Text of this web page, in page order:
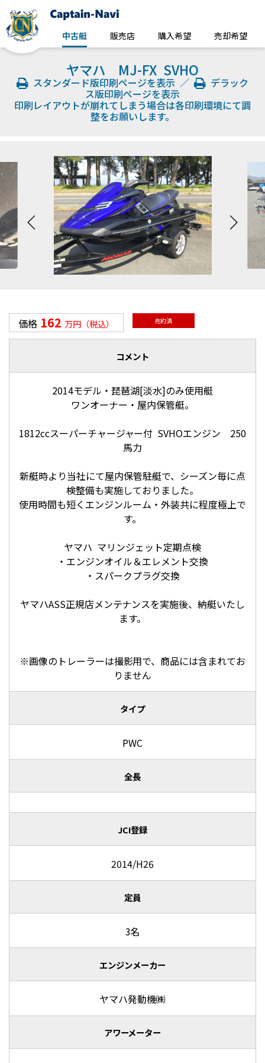
中古艇 販売店 購入希望 売却希望
ヤマハ MJ-FX SVHO
スタンダード版印刷ページを表示 ／
デラック
ス版印刷ページを表示
印刷レイアウトが崩れてしまう場合は各印刷環境にて調
整をお願いします。
価格 162 万円（税込） 売約済
コメント
2014モデル・琵琶湖[淡水]のみ使用艇
ワンオーナー・屋内保管艇。
1812ccスーパーチャージャー付 SVHOエンジン 250
馬力
新艇時より当社にて屋内保管駐艇で、シーズン毎に点
検整備も実施しておりました。
使用時間も短くエンジンルーム・外装共に程度極上で
す。
ヤマハ マリンジェット定期点検
・エンジンオイル＆エレメント交換
・スパークプラグ交換
ヤマハASS正規店メンテナンスを実施後、納艇いたし
ます。
※画像のトレーラーは撮影用で、商品には含まれてお
りません
タイプ
PWC
全長
JCI登録
2014/H26
定員
3名
エンジンメーカー
ヤマハ発動機㈱
アワーメーター